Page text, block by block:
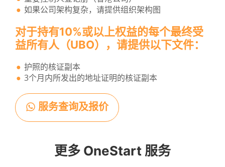
如果公司架构复杂，请提供组织架构图
对于持有10%或以上权益的每个最终受
益所有人（UBO），请提供以下文件：
护照的核证副本
3个月内所发出的地址证明的核证副本
服务查询及报价
更多 OneStart 服务